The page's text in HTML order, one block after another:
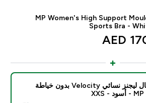
MP Women's High Support
Sports Bra -
بنطال ليجنز نسائي Velocity بدون خياطة